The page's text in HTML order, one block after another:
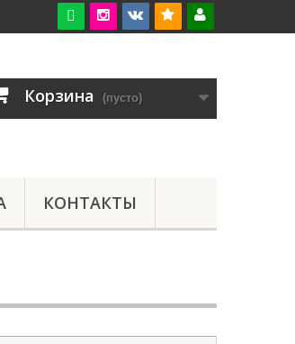

Корзина (пусто)
КОНТАКТЫ